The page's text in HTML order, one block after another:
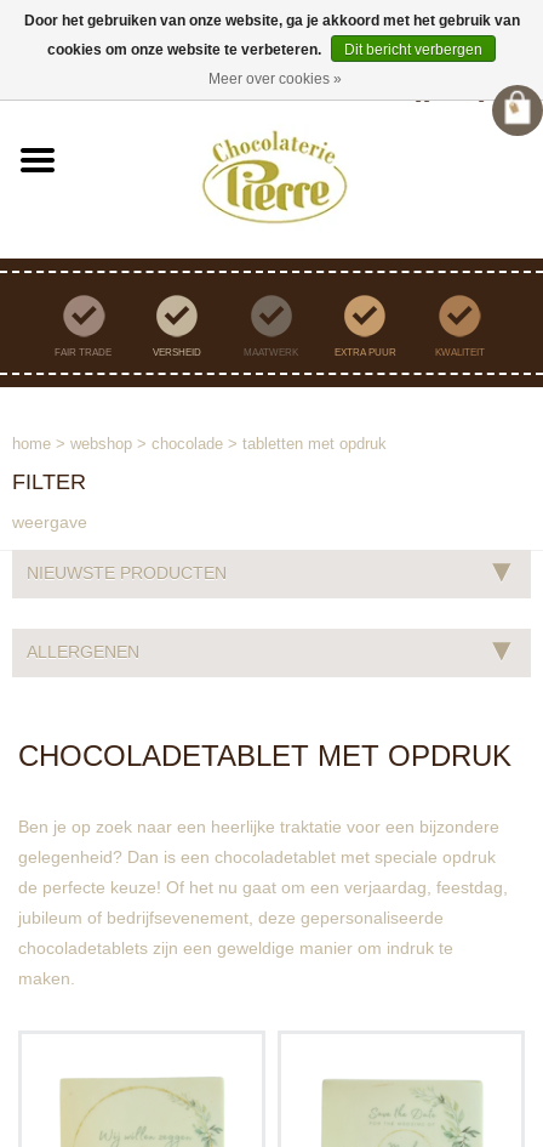
Verzending binnen Nederland vanaf €45,- gratis
Registreren
FAIR TRADE VERSHEID MAATWERK EXTRA PUUR KWALITEIT
home > webshop > chocolade > tabletten met opdruk
FILTER
weergave
NIEUWSTE PRODUCTEN ▾
ALLERGENEN ▾
CHOCOLADETABLET MET OPDRUK
Ben je op zoek naar een heerlijke traktatie voor een bijzondere
gelegenheid? Dan is een chocoladetablet met speciale opdruk
de perfecte keuze! Of het nu gaat om een verjaardag, feestdag,
jubileum of bedrijfsevenement, deze gepersonaliseerde
chocoladetablets zijn een geweldige manier om indruk te
maken.
Door het gebruiken van onze website, ga je akkoord met het gebruik van
cookies om onze website te verbeteren.
Dit bericht verbergen
Meer over cookies »